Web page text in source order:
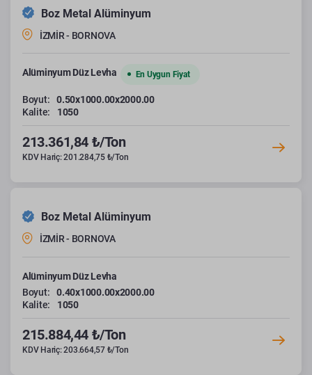
Boz Metal Alüminyum
İZMİR - BORNOVA
Alüminyum Düz Levha En Uygun Fiyat
Boyut:
0.50x1000.00x2000.00
Kalite:
1050
213.361,84 ₺/Ton
KDV Hariç: 201.284,75 ₺/Ton
Boz Metal Alüminyum
İZMİR - BORNOVA
Alüminyum Düz Levha
Boyut:
0.40x1000.00x2000.00
Kalite:
1050
215.884,44 ₺/Ton
KDV Hariç: 203.664,57 ₺/Ton